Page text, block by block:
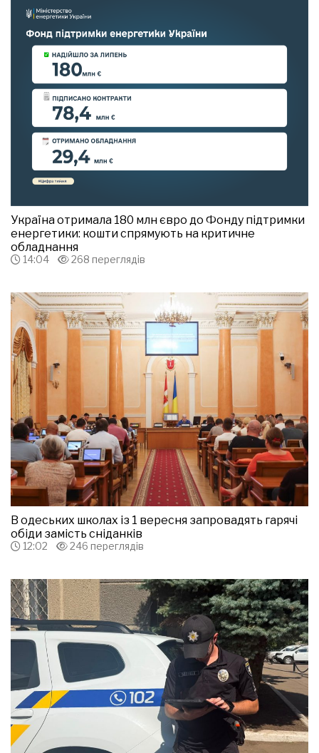
Україна отримала 180 млн євро до Фонду підтримки
енергетики: кошти спрямують на критичне
обладнання
14:04 268 переглядів
В одеських школах із 1 вересня запровадять гарячі
обіди замість сніданків
12:02 246 переглядів